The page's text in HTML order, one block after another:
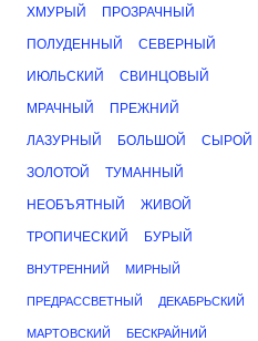
ХМУРЫЙ ПРОЗРАЧНЫЙ
ПОЛУДЕННЫЙ СЕВЕРНЫЙ
ИЮЛЬСКИЙ СВИНЦОВЫЙ
МРАЧНЫЙ ПРЕЖНИЙ
ЛАЗУРНЫЙ БОЛЬШОЙ СЫРОЙ
ЗОЛОТОЙ ТУМАННЫЙ
НЕОБЪЯТНЫЙ ЖИВОЙ
ТРОПИЧЕСКИЙ БУРЫЙ
ВНУТРЕННИЙ МИРНЫЙ
ПРЕДРАССВЕТНЫЙ ДЕКАБРЬСКИЙ
МАРТОВСКИЙ БЕСКРАЙНИЙ